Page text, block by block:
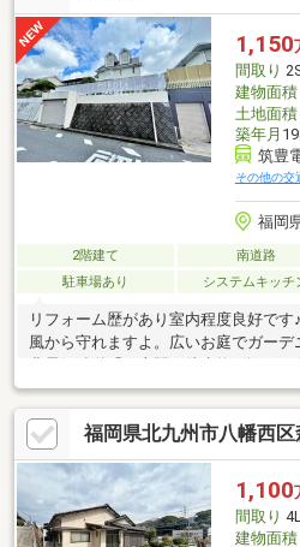
1,150
間取り
建物面積
土地面積
築年月
筑豊
その他の交
福岡
2階建て 南道路
駐車場あり
システムキッチ
リフォーム歴があり室内程度良好で
風から守れますよ。広いお庭でガーデ
利な立地です。
現在空室です。日曜日・祝日の内覧
16時（休：水曜日、第2、3火曜日）
い合わせがスムーズにご案内できま
チ！もしくはお気軽にお電話ください
福岡県北九州市八幡西
1,100
間取り
建物面積